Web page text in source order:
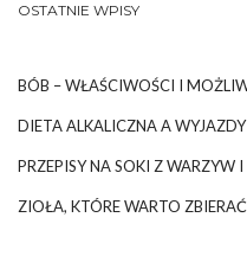
OSTATNIE WPISY
BÓB – WŁAŚCIWOŚCI I
DIETA ALKALICZNA A
PRZEPISY NA SOKI Z WARZYW
ZIOŁA, KTÓRE WARTO